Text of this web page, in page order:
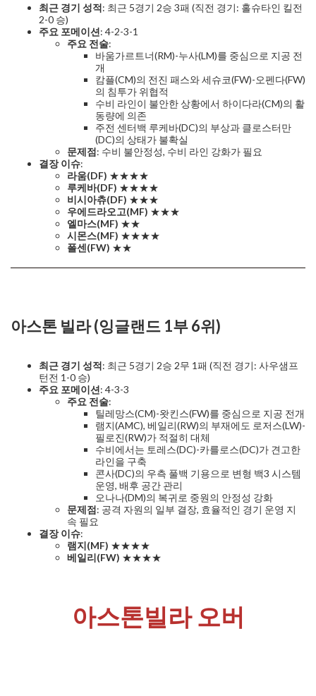
최근 경기 성적: 최근 5경기 2승 3패 (직전 경기: 홀슈타인 킬전
2-0 승)
주요 포메이션: 4-2-3-1
주요 전술:
바움가르트너(RM)-누사(LM)를 중심으로 지공 전
개
캄플(CM)의 전진 패스와 세슈코(FW)-오펜다(FW)
의 침투가 위협적
수비 라인이 불안한 상황에서 하이다라(CM)의 활
동량에 의존
주전 센터백 루케바(DC)의 부상과 클로스터만
(DC)의 상태가 불확실
문제점: 수비 불안정성, 수비 라인 강화가 필요
결장 이슈:
라움(DF) ★★★★
루케바(DF) ★★★★
비시아츄(DF) ★★★
우에드라오고(MF) ★★★
엘마스(MF) ★★
시몬스(MF) ★★★★
폴센(FW) ★★
아스톤 빌라 (잉글랜드 1부 6위)
최근 경기 성적: 최근 5경기 2승 2무 1패 (직전 경기: 사우샘프
턴전 1-0 승)
주요 포메이션: 4-3-3
주요 전술:
틸레망스(CM)-왓킨스(FW)를 중심으로 지공 전개
램지(AMC), 베일리(RW)의 부재에도 로저스(LW)-
필로진(RW)가 적절히 대체
수비에서는 토레스(DC)-카를로스(DC)가 견고한
라인을 구축
콘사(DC)의 우측 풀백 기용으로 변형 백3 시스템
운영, 배후 공간 관리
오나나(DM)의 복귀로 중원의 안정성 강화
문제점: 공격 자원의 일부 결장, 효율적인 경기 운영 지
속 필요
결장 이슈:
램지(MF) ★★★★
베일리(FW) ★★★★
아스톤빌라 오버